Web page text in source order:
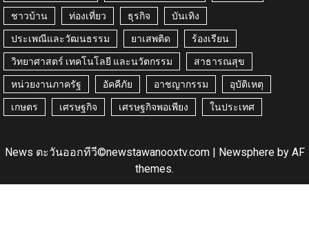
ชาวบ้าน ท่องเที่ยว ธุรกิจ บันเทิง
ประเพณีและวัฒนธรรม ยาเสพติด ร้องเรียน
วิทยาศาสตร์ เทคโนโลยี และนวัตกรรม สาธารณสุข
หน่วยงานภาครัฐ อัคคีภัย อาชญากรรม อุบัติเหตุ
เกษตร เศรษฐกิจ เศรษฐกิจพอเพียง ในประเทศ
News ตะวันออกทีวี©newstawanooxtv.com | Newsphereby AF
themes.